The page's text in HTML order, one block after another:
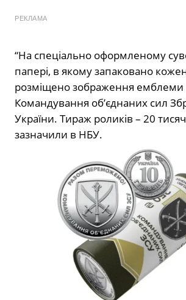
РЕКЛАМА
“На спеціально оформленому
папері, в якому запаковано
розміщено зображення емблеми
Командування об’єднаних сил
України. Тираж роликів – 20
зазначили в НБУ.